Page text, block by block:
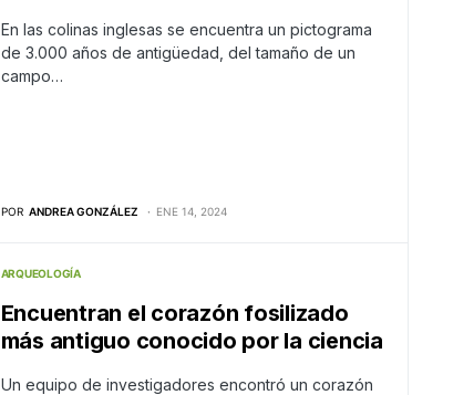
En las colinas inglesas se encuentra un pictograma
de 3.000 años de antigüedad, del tamaño de un
campo…
POR ANDREA GONZÁLEZ ENE 14, 2024
ARQUEOLOGÍA
Encuentran el corazón fosilizado
más antiguo conocido por la ciencia
Un equipo de investigadores encontró un corazón